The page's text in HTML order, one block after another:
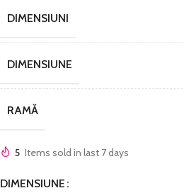
DIMENSIUNI
DIMENSIUNE
RAMĂ
5 Items sold in last 7 days
DIMENSIUNE